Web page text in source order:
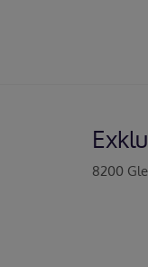
8200